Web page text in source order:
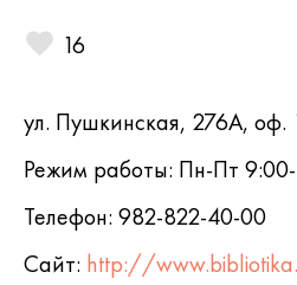
16
ул. Пушкинская, 276А,
Режим работы: Пн-Пт
Телефон: 982-822-40-00
Сайт: http://